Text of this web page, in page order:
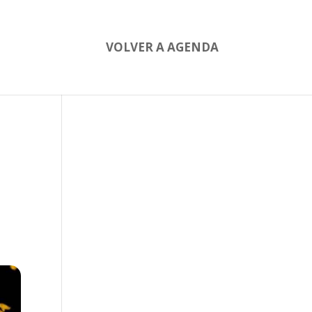
VOLVER A AGENDA